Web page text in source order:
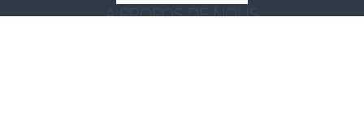
A PROPOS DE NOUS